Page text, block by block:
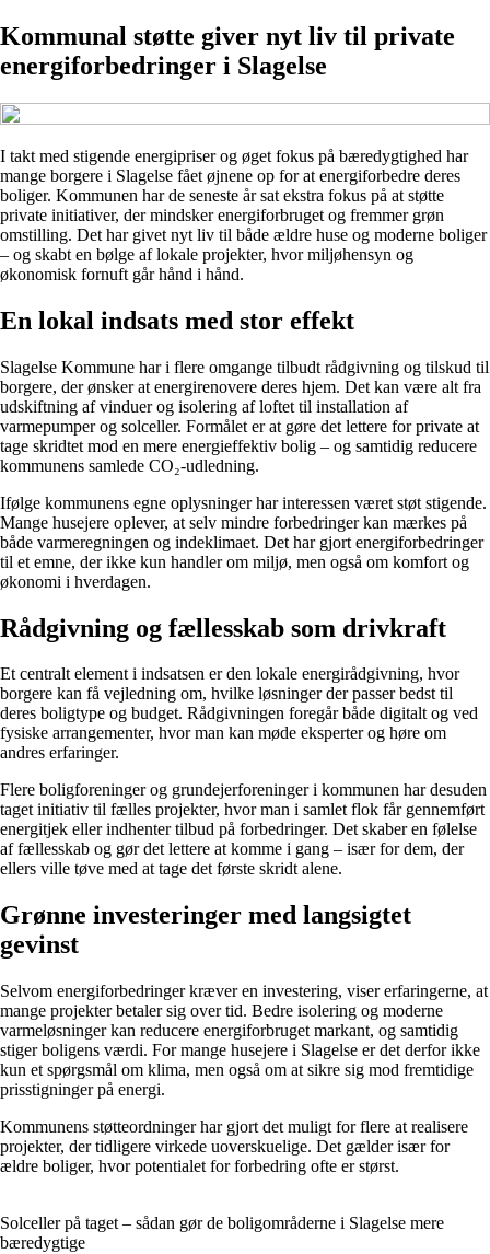
Kommunal støtte giver nyt liv til private
energiforbedringer i Slagelse
I takt med stigende energipriser og øget fokus på bæredygtighed har
mange borgere i Slagelse fået øjnene op for at energiforbedre deres
boliger. Kommunen har de seneste år sat ekstra fokus på at støtte
private initiativer, der mindsker energiforbruget og fremmer grøn
omstilling. Det har givet nyt liv til både ældre huse og moderne boliger
– og skabt en bølge af lokale projekter, hvor miljøhensyn og
økonomisk fornuft går hånd i hånd.
En lokal indsats med stor effekt
Slagelse Kommune har i flere omgange tilbudt rådgivning og tilskud til
borgere, der ønsker at energirenovere deres hjem. Det kan være alt fra
udskiftning af vinduer og isolering af loftet til installation af
varmepumper og solceller. Formålet er at gøre det lettere for private at
tage skridtet mod en mere energieffektiv bolig – og samtidig reducere
kommunens samlede CO₂-udledning.
Ifølge kommunens egne oplysninger har interessen været støt stigende.
Mange husejere oplever, at selv mindre forbedringer kan mærkes på
både varmeregningen og indeklimaet. Det har gjort energiforbedringer
til et emne, der ikke kun handler om miljø, men også om komfort og
økonomi i hverdagen.
Rådgivning og fællesskab som drivkraft
Et centralt element i indsatsen er den lokale energirådgivning, hvor
borgere kan få vejledning om, hvilke løsninger der passer bedst til
deres boligtype og budget. Rådgivningen foregår både digitalt og ved
fysiske arrangementer, hvor man kan møde eksperter og høre om
andres erfaringer.
Flere boligforeninger og grundejerforeninger i kommunen har desuden
taget initiativ til fælles projekter, hvor man i samlet flok får gennemført
energitjek eller indhenter tilbud på forbedringer. Det skaber en følelse
af fællesskab og gør det lettere at komme i gang – især for dem, der
ellers ville tøve med at tage det første skridt alene.
Grønne investeringer med langsigtet
gevinst
Selvom energiforbedringer kræver en investering, viser erfaringerne, at
mange projekter betaler sig over tid. Bedre isolering og moderne
varmeløsninger kan reducere energiforbruget markant, og samtidig
stiger boligens værdi. For mange husejere i Slagelse er det derfor ikke
kun et spørgsmål om klima, men også om at sikre sig mod fremtidige
prisstigninger på energi.
Kommunens støtteordninger har gjort det muligt for flere at realisere
projekter, der tidligere virkede uoverskuelige. Det gælder især for
ældre boliger, hvor potentialet for forbedring ofte er størst.
Solceller på taget – sådan gør de boligområderne i Slagelse mere
bæredygtige